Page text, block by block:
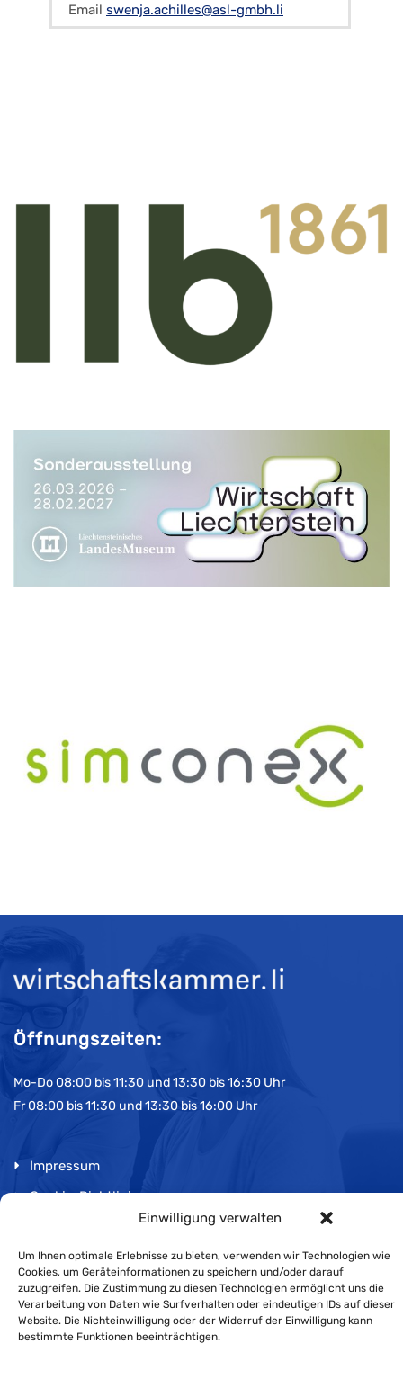
Einwilligung verwalten
Um Ihnen optimale Erlebnisse zu bieten, verwenden wir Technologien wie
Cookies, um Geräteinformationen zu speichern und/oder darauf
zuzugreifen. Die Zustimmung zu diesen Technologien ermöglicht uns die
Verarbeitung von Daten wie Surfverhalten oder eindeutigen IDs auf dieser
Website. Die Nichteinwilligung oder der Widerruf der Einwilligung kann
bestimmte Funktionen beeinträchtigen.
Email swenja.achilles@asl-gmbh.li
Öffnungszeiten:
Mo-Do 08:00 bis 11:30 und 13:30 bis 16:30 Uhr
Fr 08:00 bis 11:30 und 13:30 bis 16:00 Uhr
Impressum
Cookie-Richtlinie
Datenschutzerklärung
Wirtschaftskammer Liechtenstein © Alle Rechte vorbehalten.
Datenschutzerklärung für Mitglieder und Kunden